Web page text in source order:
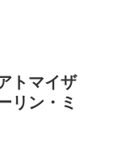
トマイザ
リン・ミ